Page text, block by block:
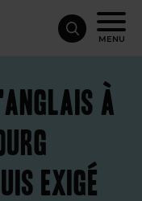
MENU
à
exigé